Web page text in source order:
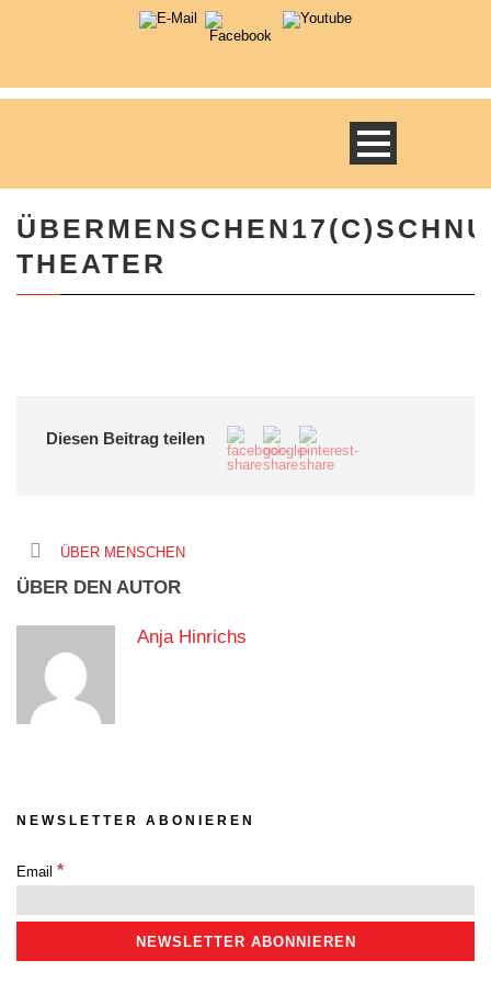
THEATER
Diesen Beitrag teilen
ÜBER MENSCHEN
ÜBER DEN AUTOR
Anja Hinrichs
NEWSLETTER ABONIEREN
Email *